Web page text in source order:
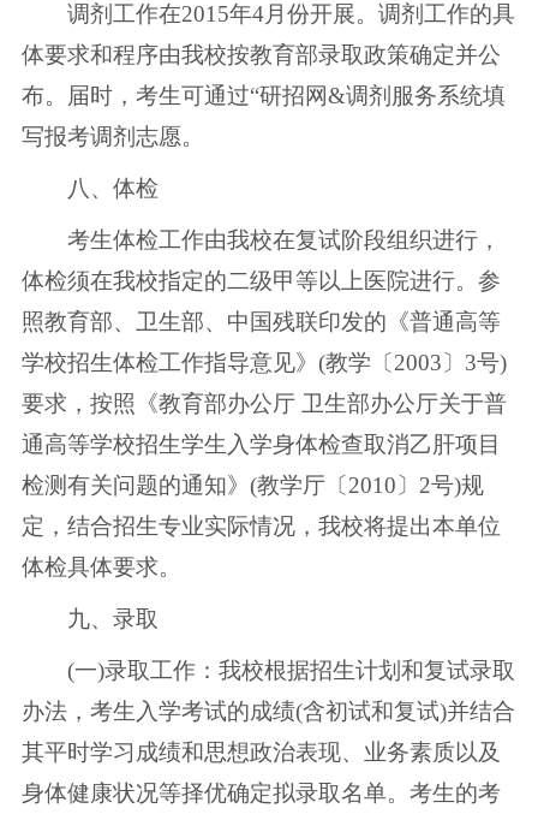
调剂工作在2015年4月份开展。调剂工作的具
体要求和程序由我校按教育部录取政策确定并公
布。届时，考生可通过“研招网&调剂服务系统填
写报考调剂志愿。
八、体检
考生体检工作由我校在复试阶段组织进行，
体检须在我校指定的二级甲等以上医院进行。参
照教育部、卫生部、中国残联印发的《普通高等
学校招生体检工作指导意见》(教学〔2003〕3号)
要求，按照《教育部办公厅 卫生部办公厅关于普
通高等学校招生学生入学身体检查取消乙肝项目
检测有关问题的通知》(教学厅〔2010〕2号)规
定，结合招生专业实际情况，我校将提出本单位
体检具体要求。
九、录取
(一)录取工作：我校根据招生计划和复试录取
办法，考生入学考试的成绩(含初试和复试)并结合
其平时学习成绩和思想政治表现、业务素质以及
身体健康状况等择优确定拟录取名单。考生的考